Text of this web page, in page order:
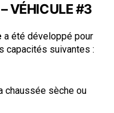
VÉHICULE #3
a été développé pour
capacités suivantes :
chaussée sèche ou